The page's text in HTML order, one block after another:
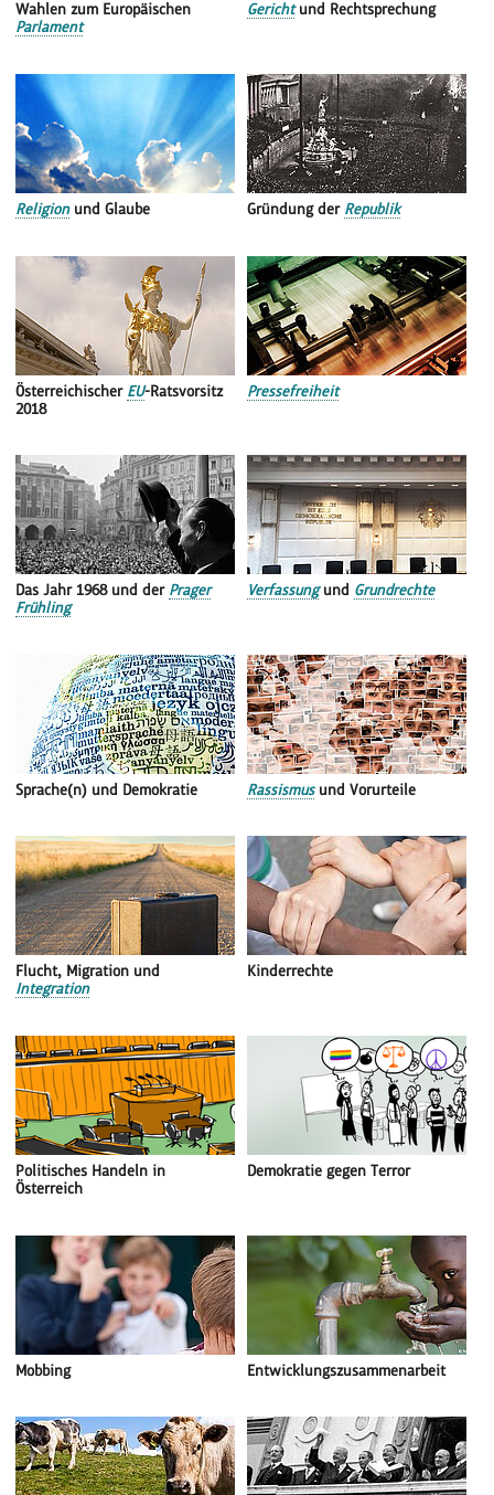
Wahlen zum Europäischen
Parlament
Gerichtund Rechtsprechung
Religionund Glaube Gründung der Republik
Österreichischer EU-Ratsvorsitz
2018
Pressefreiheit
Das Jahr 1968 und der Prager
Frühling
Verfassungund Grundrechte
Sprache(n) und Demokratie Rassismusund Vorurteile
Flucht, Migration und
Integration
Kinderrechte
Politisches Handeln in
Österreich
Demokratie gegen Terror
Mobbing Entwicklungszusammenarbeit